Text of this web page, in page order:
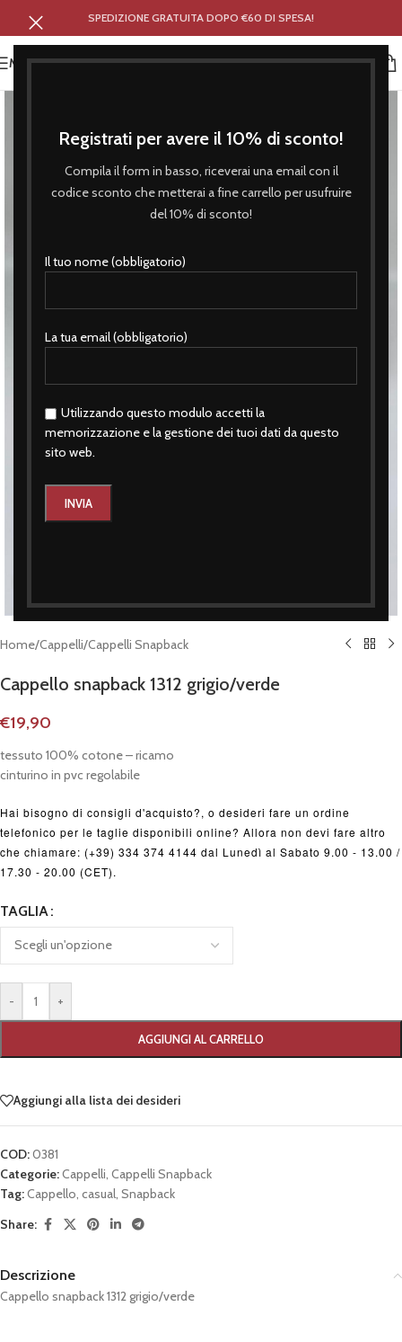
Registrati per avere il 10% di sconto!
Compila il form in basso, riceverai una email con il
codice sconto che metterai a fine carrello per usufruire
del 10% di sconto!
Il tuo nome (obbligatorio)
La tua email (obbligatorio)
Utilizzando questo modulo accetti la
memorizzazione e la gestione dei tuoi dati da questo
sito web.
SPEDIZIONE GRATUITA DOPO €60 DI SPESA!
MENU
Home/Cappelli/Cappelli Snapback
Cappello snapback 1312 grigio/verde
€19,90
tessuto 100% cotone – ricamo
cinturino in pvc regolabile
Hai bisogno di consigli d'acquisto?, o desideri fare un ordine
telefonico per le taglie disponibili online? Allora non devi fare altro
che chiamare: (+39) 334 374 4144 dal Lunedì al Sabato 9.00 - 13.00 /
17.30 - 20.00 (CET).
TAGLIA
- +
AGGIUNGI AL CARRELLO
Aggiungi alla lista dei desideri
COD:0381
Categorie:Cappelli, Cappelli Snapback
Tag:Cappello, casual, Snapback
Share:
Descrizione
Cappello snapback 1312 grigio/verde